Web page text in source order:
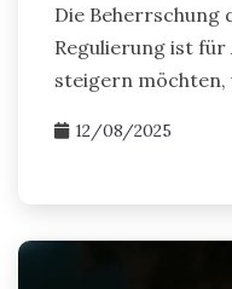
Die Beherrschung
Regulierung ist
steigern möchten,
12/08/2025